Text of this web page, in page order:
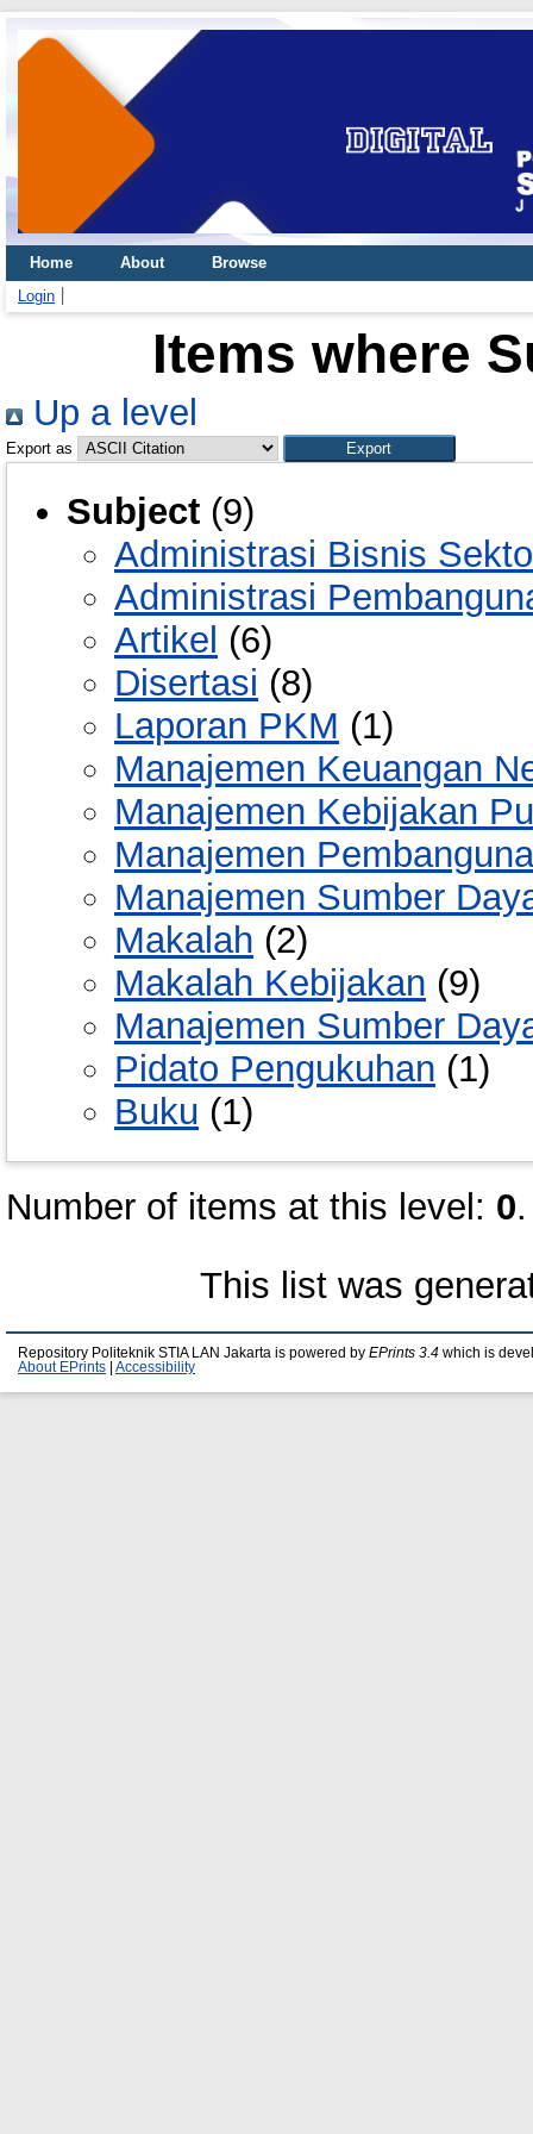
Home About
Browse
Login
Items where
Up a level
Export as
Subject (9)
Administrasi Bisnis
Administrasi
Artikel (6)
Disertasi (8)
Laporan PKM (1)
Manajemen Keuangan
Manajemen Kebijakan
Manajemen
Manajemen Sumber
Makalah (2)
Makalah Kebijakan (9)
Manajemen Sumber
Pidato Pengukuhan (1)
Buku (1)
Number of items at this level: 0.
This list was
Repository Politeknik STIA LAN Jakarta is powered by EPrints 3.4 which is
About EPrints
Accessibility